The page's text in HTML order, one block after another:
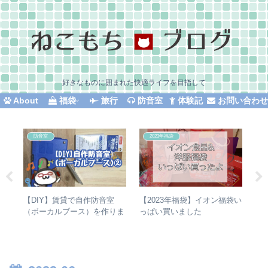
好きなものに囲まれた快適ライフを目指して
About 福袋 旅行 防音室 体験記 お問い合わせ
2023年福袋
【2023年福袋】イオン福袋い
っぱい買いました
防音室
【DIY】賃貸で自作防音室
（ボーカルブース）を作りま